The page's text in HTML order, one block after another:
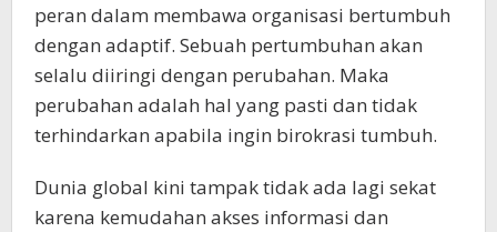
peran dalam membawa organisasi bertumbuh
dengan adaptif. Sebuah pertumbuhan akan
selalu diiringi dengan perubahan. Maka
perubahan adalah hal yang pasti dan tidak
terhindarkan apabila ingin birokrasi tumbuh.
Dunia global kini tampak tidak ada lagi sekat
karena kemudahan akses informasi dan